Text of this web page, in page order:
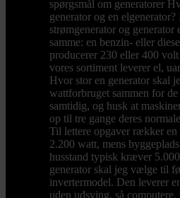
spørgsmål om generatorer
generator og en
strømgenerator og generator
samme: en benzin- eller
producerer 230 eller 400
vores sortiment leverer el,
Hvor stor en generator skal
wattforbruget sammen for
samtidig, og husk at
op til tre gange deres
Til lettere opgaver rækker
2.200 watt, mens
husstand typisk kræver
generator skal jeg vælge til
invertermodel. Den leverer
uden udsving, så